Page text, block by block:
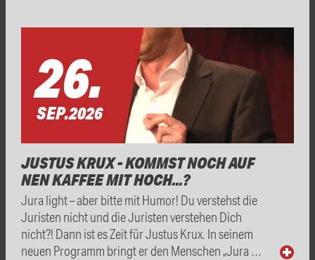
26.
SEP.2026
JUSTUS KRUX - KOMMST NOCH AUF
NEN KAFFEE MIT HOCH...?
Jura light – aber bitte mit Humor! Du verstehst die
Juristen nicht und die Juristen verstehen Dich
nicht?! Dann ist es Zeit für Justus Krux. In seinem
neuen Programm bringt er den Menschen „Jura …